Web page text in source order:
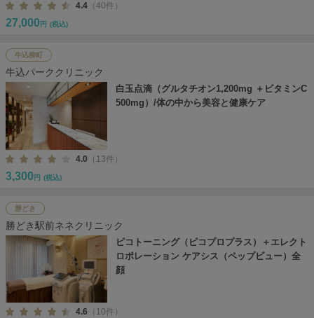
4.4 （40件）
27,000 円 (税込)
牛込柳町
牛込パーククリニック
白玉点滴（グルタチオン1,200mg ＋ビタミンC
500mg）/体の中から美容と健康ケア
4.0 （13件）
3,300 円 (税込)
勝どき
勝どき駅前ネネクリニック
ピコトーニング（ピコプロプラス）＋エレクト
ロポレーション ケアシス（ペップビュー）全
顔
4.6 （10件）